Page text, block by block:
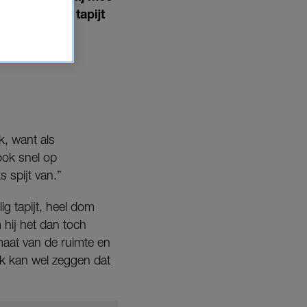
spierwit tapijt
want als
snel op
spijt van.”
tapijt, heel dom
hij het dan toch
van de ruimte en
kan wel zeggen dat